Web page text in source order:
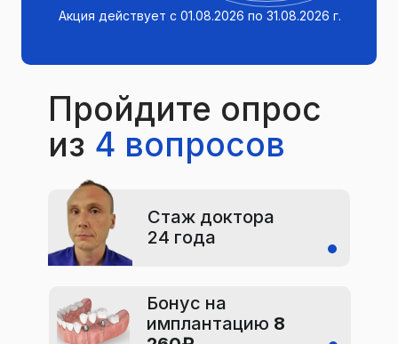
Акция действует с 01.08.2026 по 31.08.2026 г.
Пройдите опрос
из 4 вопросов
Стаж доктора
24 года
Бонус на
имплантацию 8